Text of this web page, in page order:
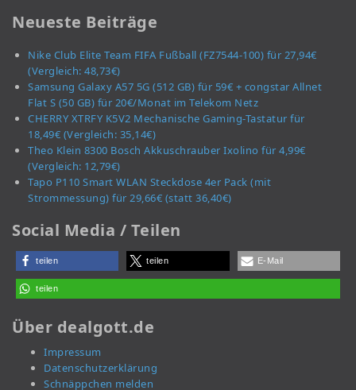
Neueste Beiträge
Nike Club Elite Team FIFA Fußball (FZ7544-100) für 27,94€
(Vergleich: 48,73€)
Samsung Galaxy A57 5G (512 GB) für 59€ + congstar Allnet
Flat S (50 GB) für 20€/Monat im Telekom Netz
CHERRY XTRFY K5V2 Mechanische Gaming-Tastatur für
18,49€ (Vergleich: 35,14€)
Theo Klein 8300 Bosch Akkuschrauber Ixolino für 4,99€
(Vergleich: 12,79€)
Tapo P110 Smart WLAN Steckdose 4er Pack (mit
Strommessung) für 29,66€ (statt 36,40€)
Social Media / Teilen
teilen teilen E-Mail
teilen
Über dealgott.de
Impressum
Datenschutzerklärung
Schnäppchen melden